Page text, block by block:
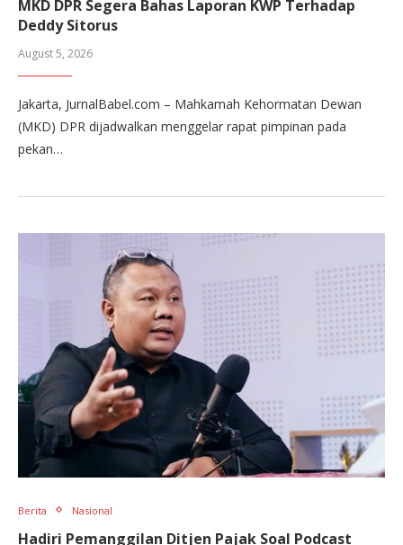
MKD DPR Segera Bahas Laporan KWP Terhadap
Deddy Sitorus
August 5, 2026
Jakarta, JurnalBabel.com – Mahkamah Kehormatan Dewan
(MKD) DPR dijadwalkan menggelar rapat pimpinan pada
pekan…
Berita Nasional
Hadiri Pemanggilan Ditjen Pajak Soal Podcast